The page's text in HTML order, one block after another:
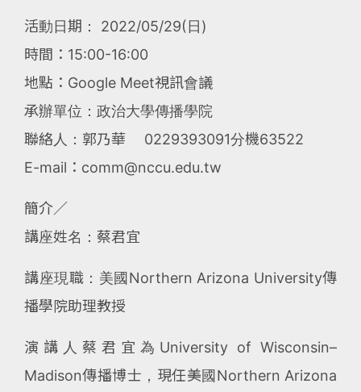
活動日期： 2022/05/29(日)
時間：15:00-16:00
地點：Google Meet視訊會議
承辦單位：政治大學傳播學院
聯絡人：郭乃華 0229393091分機63522
E-mail：comm@nccu.edu.tw
簡介∕
講座姓名：蔡君宜
講座現職：美國Northern Arizona University傳
播學院助理教授
演講人蔡君宜為University of Wisconsin–
Madison傳播博士，現任美國Northern Arizona